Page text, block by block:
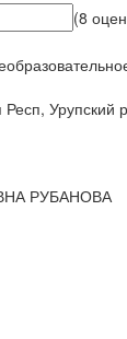
(8
Урупский
РУБАНОВА